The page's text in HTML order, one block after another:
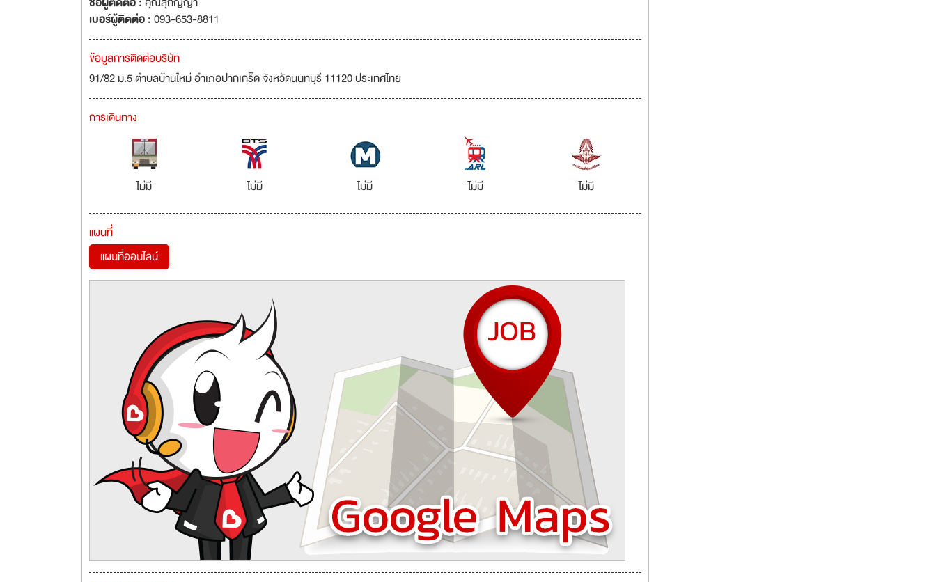
เบอร์ผู้ติดต่อ :093-653-8811
ข้อมูลการติดต่อบริษัท
91/82 ม.5 ตำบลบ้านใหม่ อำเภอปากเกร็ด จังหวัดนนทบุรี 11120 ประเทศไทย
การเดินทาง
ไม่มี ไม่มี ไม่มี ไม่มี ไม่มี
แผนที่
แผนที่ออนไลน์